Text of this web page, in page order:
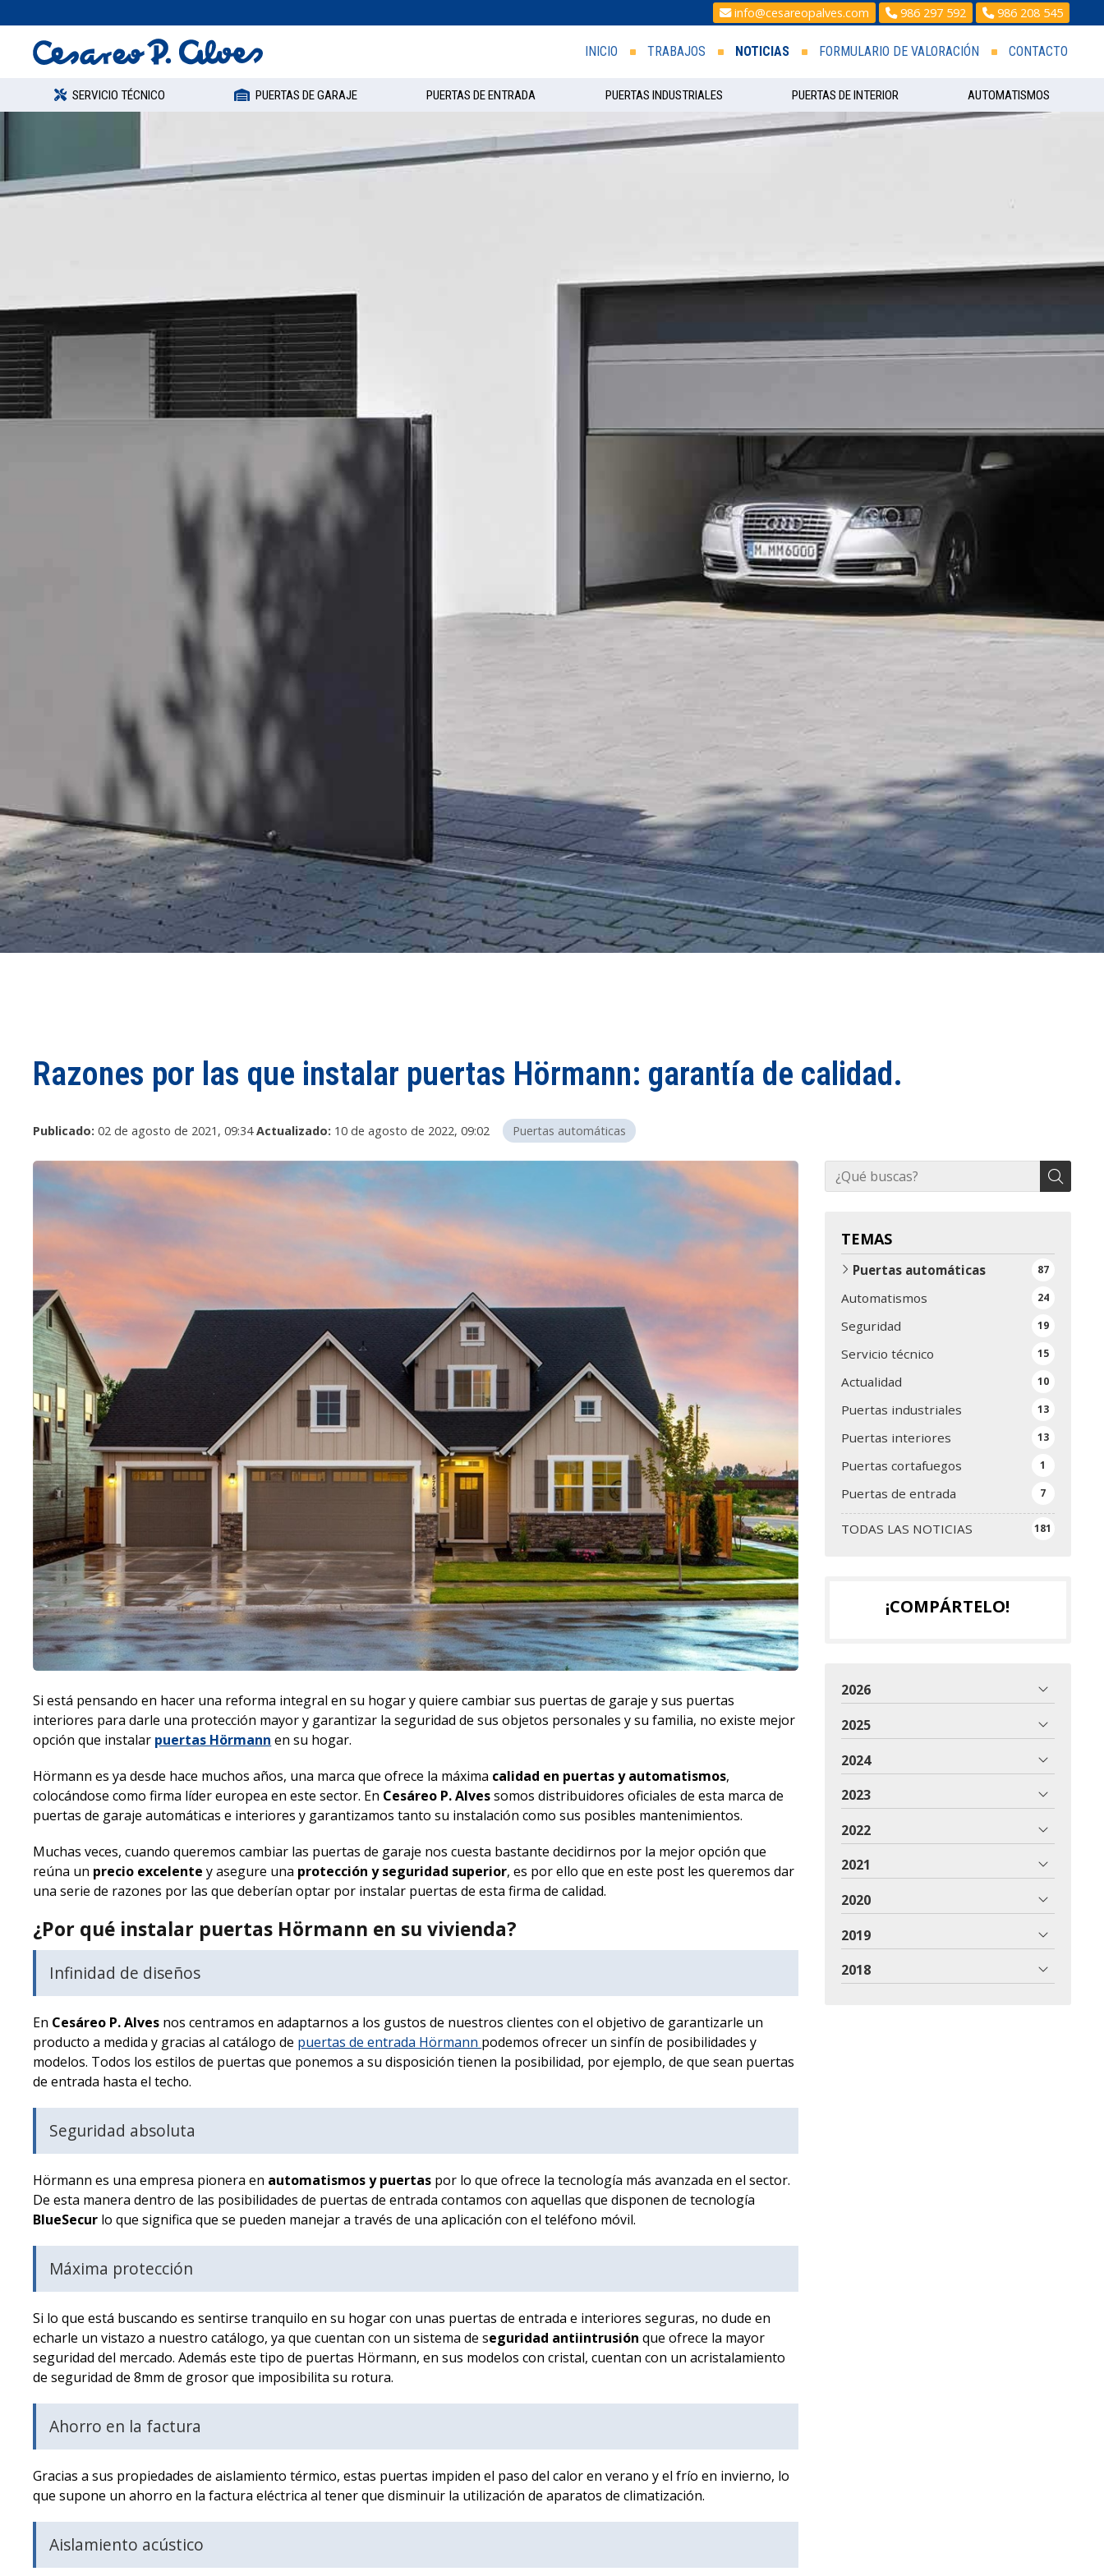
info@cesareopalves.com 986 297 592 986 208 545
INICIO TRABAJOS NOTICIAS FORMULARIO DE VALORACIÓN CONTACTO
SERVICIO TÉCNICO PUERTAS DE GARAJE PUERTAS DE ENTRADA PUERTAS INDUSTRIALES PUERTAS DE INTERIOR AUTOMATISMOS
Razones por las que instalar puertas Hörmann: garantía de calidad.
Publicado: 02 de agosto de 2021, 09:34 Actualizado: 10 de agosto de 2022, 09:02 Puertas automáticas
TEMAS
TODAS LAS NOTICIAS 181
Puertas automáticas 87
Automatismos 24
Seguridad 19
Servicio técnico 15
Actualidad 10
Puertas industriales 13
Puertas interiores 13
Puertas cortafuegos 1
Puertas de entrada 7
Si está pensando en hacer una reforma integral en su hogar y quiere cambiar sus puertas de garaje y sus puertas
interiores para darle una protección mayor y garantizar la seguridad de sus objetos personales y su familia, no existe mejor
opción que instalar puertas Hörmann en su hogar.
Hörmann es ya desde hace muchos años, una marca que ofrece la máxima calidad en puertas y automatismos,
colocándose como firma líder europea en este sector. En Cesáreo P. Alvessomos distribuidores oficiales de esta marca de
puertas de garaje automáticas e interiores y garantizamos tanto su instalación como sus posibles mantenimientos.
Muchas veces, cuando queremos cambiar las puertas de garaje nos cuesta bastante decidirnos por la mejor opción que
reúna un precio excelente y asegure una protección y seguridad superior, es por ello que en este post les queremos dar
una serie de razones por las que deberían optar por instalar puertas de esta firma de calidad.
¿Por qué instalar puertas Hörmann en su vivienda?
Infinidad de diseños
En Cesáreo P. Alves nos centramos en adaptarnos a los gustos de nuestros clientes con el objetivo de garantizarle un
producto a medida y gracias al catálogo de puertas de entrada Hörmann podemos ofrecer un sinfín de posibilidades y
modelos. Todos los estilos de puertas que ponemos a su disposición tienen la posibilidad, por ejemplo, de que sean puertas
de entrada hasta el techo.
Seguridad absoluta
Hörmann es una empresa pionera en automatismos y puertas por lo que ofrece la tecnología más avanzada en el sector.
De esta manera dentro de las posibilidades de puertas de entrada contamos con aquellas que disponen de tecnología
BlueSecur lo que significa que se pueden manejar a través de una aplicación con el teléfono móvil.
Máxima protección
Si lo que está buscando es sentirse tranquilo en su hogar con unas puertas de entrada e interiores seguras, no dude en
echarle un vistazo a nuestro catálogo, ya que cuentan con un sistema de seguridad antiintrusiónque ofrece la mayor
seguridad del mercado. Además este tipo de puertas Hörmann, en sus modelos con cristal, cuentan con un acristalamiento
de seguridad de 8mm de grosor que imposibilita su rotura.
Ahorro en la factura
Gracias a sus propiedades de aislamiento térmico, estas puertas impiden el paso del calor en verano y el frío en invierno, lo
que supone un ahorro en la factura eléctrica al tener que disminuir la utilización de aparatos de climatización.
Aislamiento acústico
¡COMPÁRTELO!
2026
2025
2024
2023
2022
2021
2020
2019
2018